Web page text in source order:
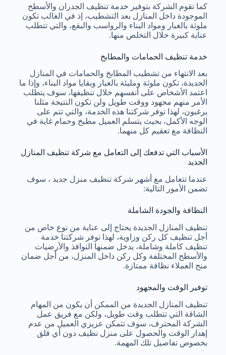
كما تقوم الشركة بتوفير خدمة تنظيف الجدران والأسطح
الموجودة داخل المنازل بعد التشطيب، إذ في الغالب تكون
ملوثة بالغبار ومواد البناء والرواسب والبقع، والتي تتطلب
عناية كبيرة خلال التخلص منها.
خدمة تنظيف الحمامات والمطابخ
بعد الانتهاء من تشطيب المطابخ والحمامات في المنازل
الجديدة، تكون ملوثة ومليئة بالغبار وبقايا مواد البناء، وإذا ما
اعتمد الأشخاص على أنفسهم خلال تنظيفها، سوف يتطلب
الأمر منهم مجهود ووقت طويل ولن تكون النتيجة مثلنا
يرغبون، لهذا توفر شركتنا هذه الخدمة، والتي تتم على
الوجه الأكمل، بحيث يتسلم العميل مطبخ وحمام غاية في
النظافة مع تعقيم كل منهما.
الأسباب التي تدفعك إلى التعامل مع شركة تنظيف المنازل
الجديد
عندما تتعامل مع أشهر شركة تنظيف منزل جديد ، سوف
تضمن الأمور التالية:
النظافة والجودة الشاملة
تنظيف المنازل الجديدة يحتاج إلى عناية من نوع خاص من
أجل تنظيف كل ركن وزاوية، لهذا توفر شركتنا خدمة
تنظيف كاملة وشاملة، يدخل ضمنها النوافذ والأرضيات
والأسطح المختلفة وكل ركن داخل المنزل، من أجل ضمان
منح العملاء نظافة ممتازة.
توفير الوقت والمجهود
تنظيف المنازل الجديدة من الممكن أن يكون من المهام
الشاقة التي تتطلب وقت طويل، ولكن مع فريق عمل
الشركة المحترف، سوف تتمكن عزيزي العميل من عدم
إهدار الوقت والحصول على منزل نظيف دون أي قلق
بخصوص تفاصيل تلك المهمة.